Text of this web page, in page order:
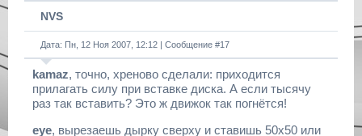
NVS
Дата: Пн, 12 Ноя 2007, 12:12 | Сообщение #17
kamaz, точно, хреново сделали: приходится
прилагать силу при вставке диска. А если тысячу
раз так вставить? Это ж движок так погнётся!
eye, вырезаешь дырку сверху и ставишь 50х50 или